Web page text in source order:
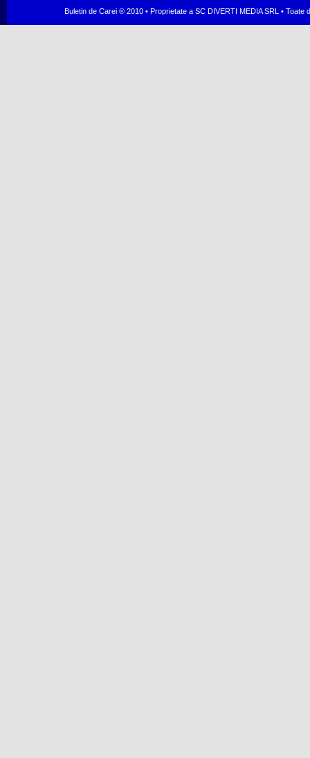
Buletin de Carei ® 2010 • Proprietate a SC DIVERTI MEDIA SRL •